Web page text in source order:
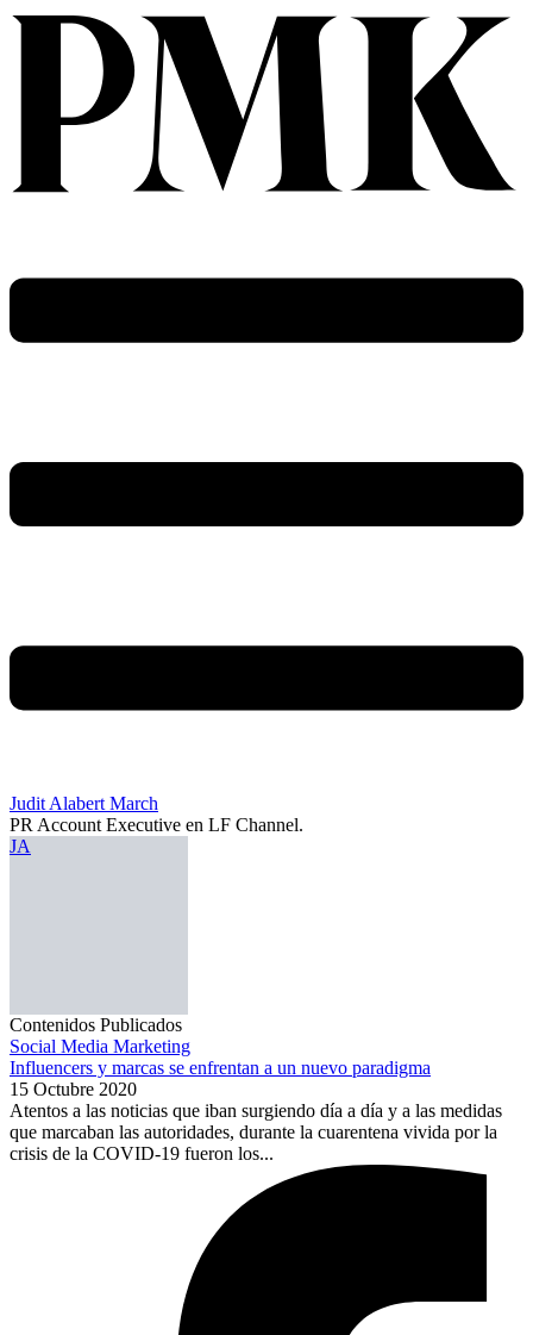
Judit Alabert March
PR Account Executive en LF Channel.
JA
Contenidos Publicados
Social Media Marketing
Influencers y marcas se enfrentan a un nuevo paradigma
15 Octubre 2020
Atentos a las noticias que iban surgiendo día a día y a las medidas
que marcaban las autoridades, durante la cuarentena vivida por la
crisis de la COVID-19 fueron los...